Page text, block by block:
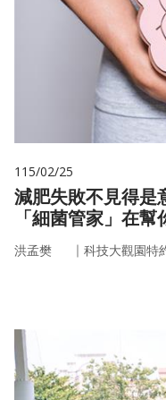
115/02/25
減肥失敗不見得是
「細菌管家」在幫
洪孟樊 ｜ 科技大觀園特